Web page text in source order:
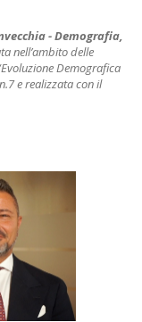
- Demografia,
nell’ambito delle
Demografica
e realizzata con il